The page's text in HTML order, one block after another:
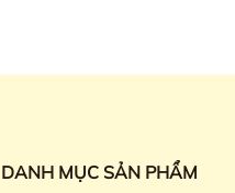
DANH MỤC SẢN PHẨM